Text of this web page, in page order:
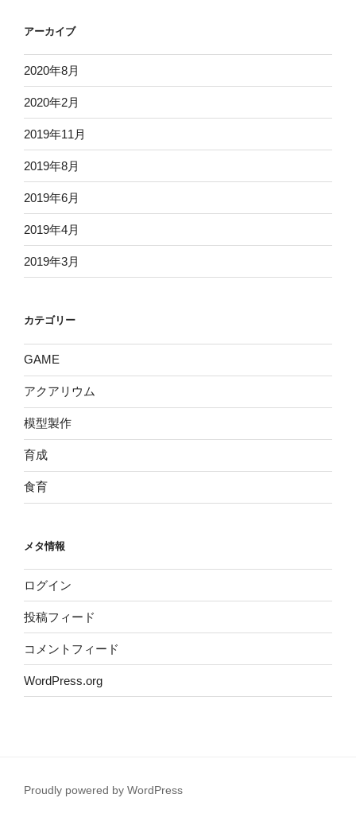
アーカイブ
2020年8月
2020年2月
2019年11月
2019年8月
2019年6月
2019年4月
2019年3月
カテゴリー
GAME
アクアリウム
模型製作
育成
食育
メタ情報
ログイン
投稿フィード
コメントフィード
WordPress.org
Proudly powered by WordPress